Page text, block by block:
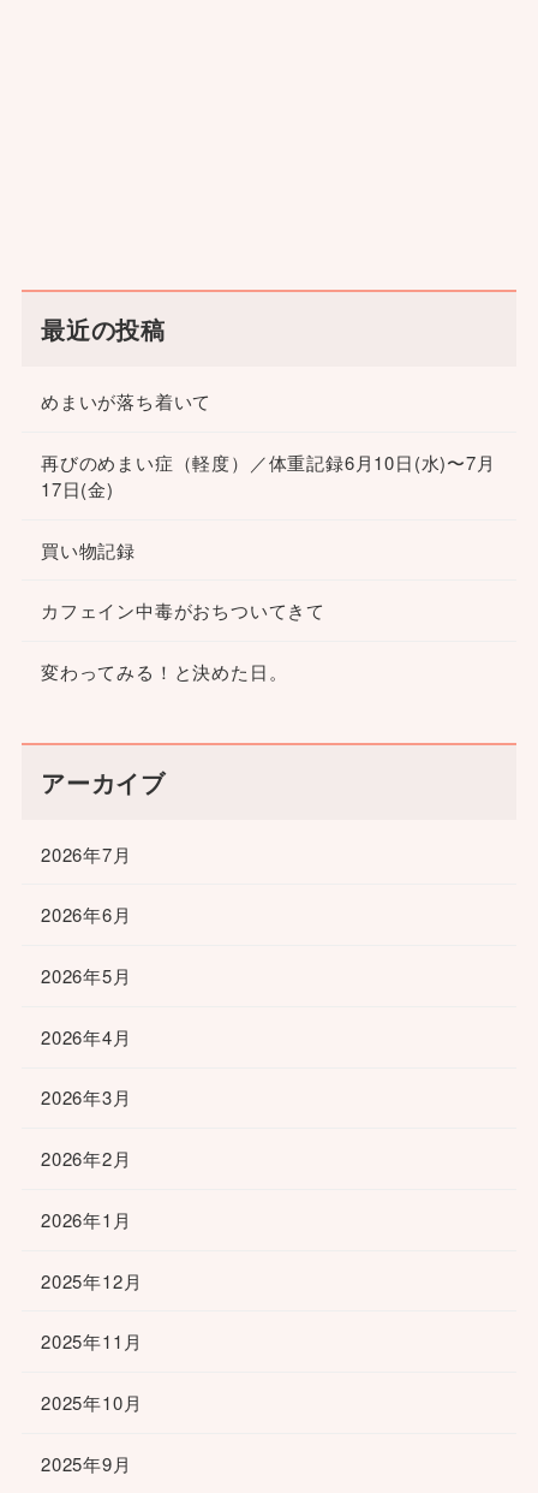
最近の投稿
めまいが落ち着いて
再びのめまい症（軽度）／体重記録6月10日(水)〜7月
17日(金)
買い物記録
カフェイン中毒がおちついてきて
変わってみる！と決めた日。
アーカイブ
2026年7月
2026年6月
2026年5月
2026年4月
2026年3月
2026年2月
2026年1月
2025年12月
2025年11月
2025年10月
2025年9月